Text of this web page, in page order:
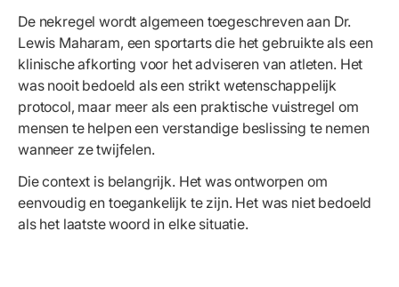
De nekregel wordt algemeen toegeschreven aan Dr.
Lewis Maharam, een sportarts die het gebruikte als een
klinische afkorting voor het adviseren van atleten. Het
was nooit bedoeld als een strikt wetenschappelijk
protocol, maar meer als een praktische vuistregel om
mensen te helpen een verstandige beslissing te nemen
wanneer ze twijfelen.
Die context is belangrijk. Het was ontworpen om
eenvoudig en toegankelijk te zijn. Het was niet bedoeld
als het laatste woord in elke situatie.